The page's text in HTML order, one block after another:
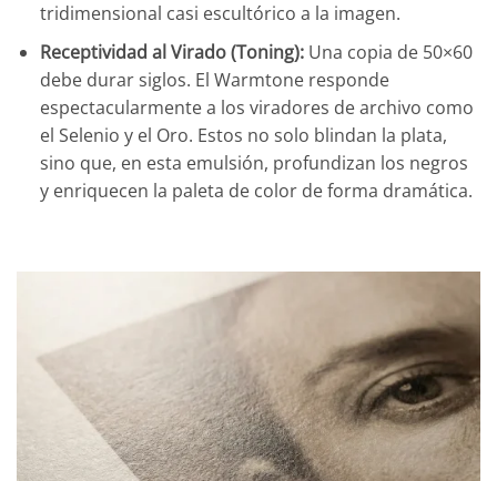
tridimensional casi escultórico a la imagen.
Receptividad al Virado (Toning):Una copia de 50×60
debe durar siglos. El Warmtone responde
espectacularmente a los viradores de archivo como
el Selenio y el Oro. Estos no solo blindan la plata,
sino que, en esta emulsión, profundizan los negros
y enriquecen la paleta de color de forma dramática.